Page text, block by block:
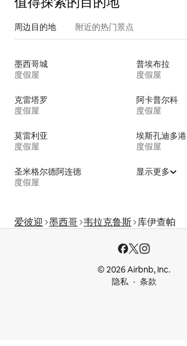
周边目的地 附近的热门景点
墨西哥城
度假屋
普埃布拉
度假屋
克雷塔罗
度假屋
阿卡普尔科
度假屋
莫雷利亚
度假屋
埃斯孔迪多港
度假屋
圣米格尔德阿连德
度假屋
显示更多
爱彼迎 墨西哥 韦拉克鲁斯 库伊查帕
© 2026 Airbnb, Inc.
隐私
条款